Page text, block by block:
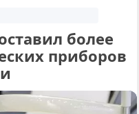
более
приборов